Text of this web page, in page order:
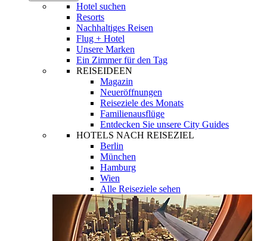
Hotel suchen
Resorts
Nachhaltiges Reisen
Flug + Hotel
Unsere Marken
Ein Zimmer für den Tag
REISEIDEEN
Magazin
Neueröffnungen
Reiseziele des Monats
Familienausflüge
Entdecken Sie unsere City Guides
HOTELS NACH REISEZIEL
Berlin
München
Hamburg
Wien
Alle Reiseziele sehen